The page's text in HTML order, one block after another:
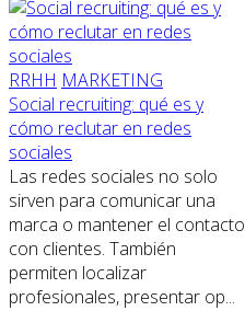
RRHH MARKETING
Social recruiting: qué es y
cómo reclutar en redes
sociales
Las redes sociales no solo
sirven para comunicar una
marca o mantener el contacto
con clientes. También
permiten localizar
profesionales, presentar op...